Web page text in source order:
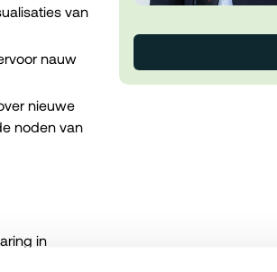
van
nauw
nieuwe
noden van
in